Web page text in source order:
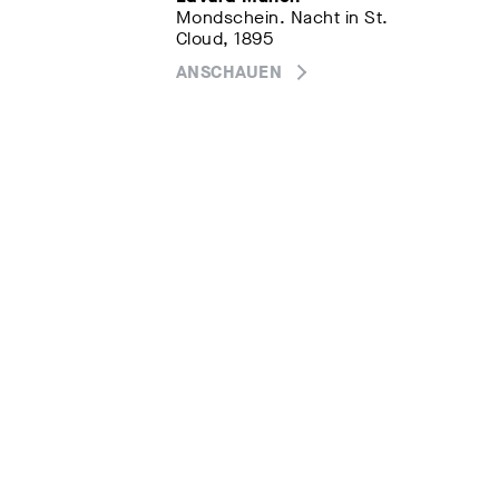
Mondschein. Nacht in St.
Cloud, 1895
ANSCHAUEN